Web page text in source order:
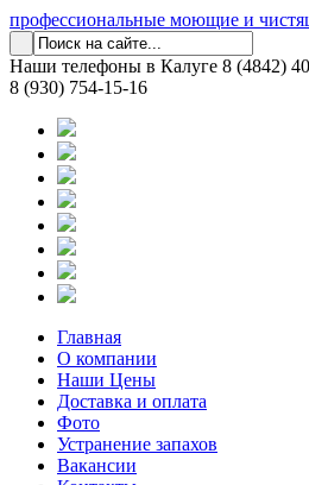
профессиональные моющие и
Наши телефоны в Калуге 8 (4842)
8 (930) 754-15-16
Главная
О компании
Наши Цены
Доставка и оплата
Фото
Устранение запахов
Вакансии